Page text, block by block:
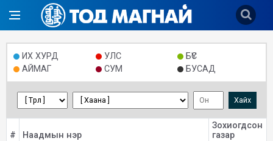
ИХ ХУРД УЛС
БҮС
АЙМАГ
СУМ БУСАД
Хайх
# Наадмын нэр
Зохиогдсон
газар